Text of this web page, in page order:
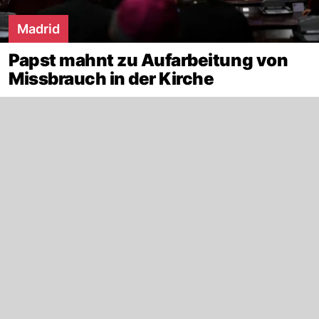
Madrid
Papst mahnt zu Aufarbeitung von
Missbrauch in der Kirche